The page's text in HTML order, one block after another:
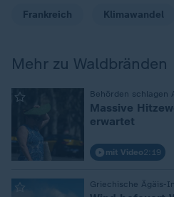
Frankreich Klimawandel
Mehr zu Waldbränden
Behörden schlagen
Massive
erwartet
mit Video2:19
Griechische Ägäis-